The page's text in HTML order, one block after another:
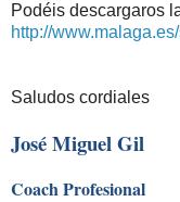
Podéis descargaros
http://
Saludos cordiales
José Miguel Gil
Coach Profesional